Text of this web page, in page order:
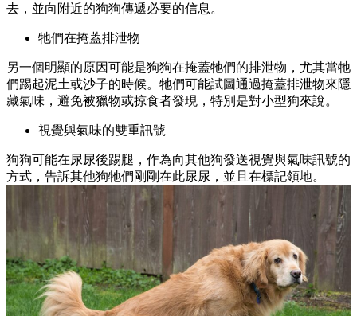
去，並向附近的狗狗傳遞必要的信息。
牠們在掩蓋排泄物
另一個明顯的原因可能是狗狗在掩蓋牠們的排泄物，尤其當牠
們踢起泥土或沙子的時候。牠們可能試圖通過掩蓋排泄物來隱
藏氣味，避免被獵物或掠食者發現，特別是對小型狗來說。
視覺與氣味的雙重訊號
狗狗可能在尿尿後踢腿，作為向其他狗發送視覺與氣味訊號的
方式，告訴其他狗牠們剛剛在此尿尿，並且在標記領地。